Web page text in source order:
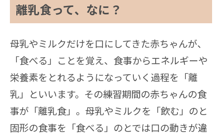
離乳食って、なに？
母乳やミルクだけを口にしてきた赤ちゃんが、
「食べる」ことを覚え、食事からエネルギーや
栄養素をとれるようになっていく過程を「離
乳」といいます。その練習期間の赤ちゃんの食
事が「離乳食」。母乳やミルクを「飲む」のと
固形の食事を「食べる」のとでは口の動きが違